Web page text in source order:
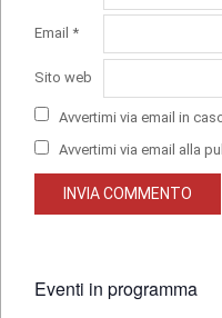
Email *
Sito web
Avvertimi via email in
Avvertimi via email alla
Eventi in programma